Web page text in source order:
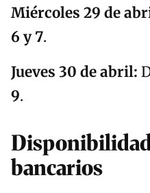
Miércoles 29 de
6 y 7.
Jueves 30 de abril:
9.
bancarios